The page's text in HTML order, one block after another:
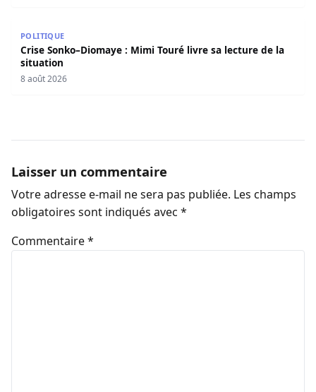
POLITIQUE
Crise Sonko–Diomaye : Mimi Touré livre sa lecture de la
situation
8 août 2026
Laisser un commentaire
Votre adresse e-mail ne sera pas publiée. Les champs
obligatoires sont indiqués avec *
Commentaire*